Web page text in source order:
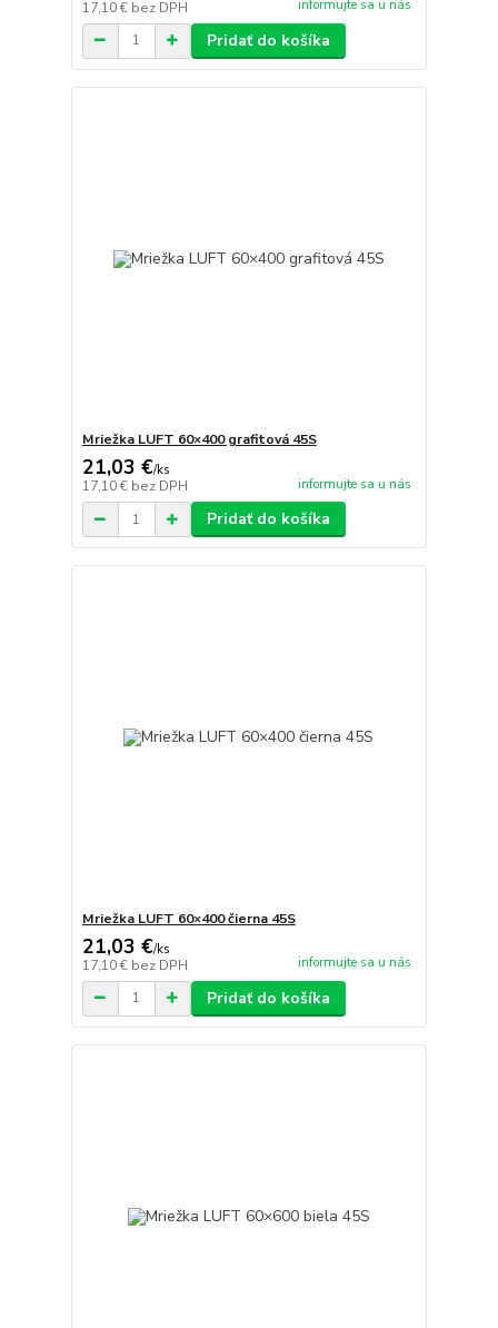
17,10 € bez DPH informujte sa u nás
Pridať do košíka
Mriežka LUFT 60×400 grafitová 45S
21,03 €/ks
17,10 € bez DPH informujte sa u nás
Pridať do košíka
Mriežka LUFT 60×400 čierna 45S
21,03 €/ks
17,10 € bez DPH informujte sa u nás
Pridať do košíka